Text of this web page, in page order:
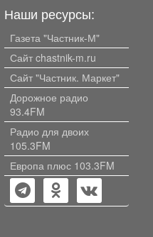
Наши ресурсы:
Газета "Частник-М"
Сайт chastnik-m.ru
Сайт "Частник. Маркет"
Дорожное радио
93.4FM
Радио для двоих
105.3FM
Европа плюс 103.3FM